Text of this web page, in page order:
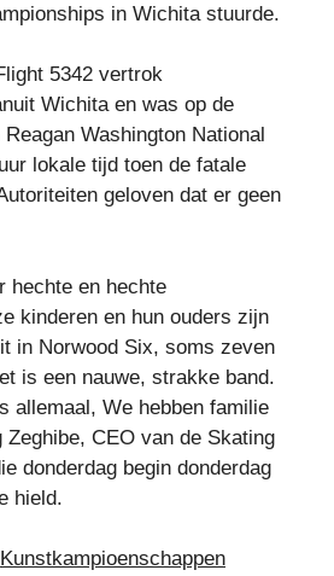
in Wichita stuurde.
5342 vertrok
Wichita en was op de
Washington National
lokale tijd toen de fatale
geloven dat er geen
hechte en hechte
kinderen en hun ouders zijn
in Norwood Six, soms zeven
is een nauwe, strakke band.
allemaal, We hebben familie
Zeghibe, CEO van de Skating
donderdag begin donderdag
hield.
Kunstkampioenschappen